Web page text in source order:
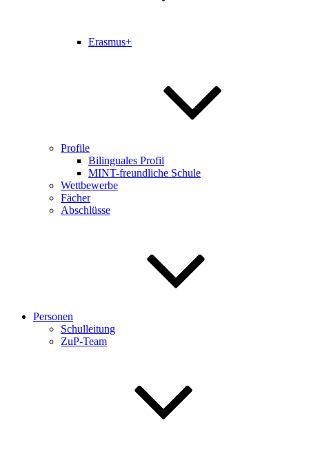
Erasmus+
Profile
Bilinguales Profil
MINT-freundliche Schule
Wettbewerbe
Fächer
Abschlüsse
Personen
Schulleitung
ZuP-Team